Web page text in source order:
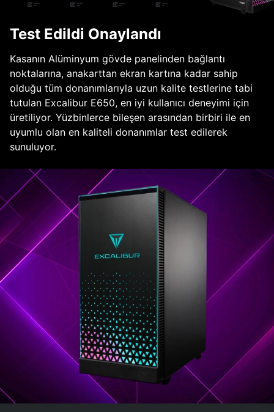
Test Edildi Onaylandı
Kasanın Alüminyum gövde panelinden bağlantı
noktalarına, anakarttan ekran kartına kadar sahip
olduğu tüm donanımlarıyla uzun kalite testlerine tabi
tutulan Excalibur E650, en iyi kullanıcı deneyimi için
üretiliyor. Yüzbinlerce bileşen arasından birbiri ile en
uyumlu olan en kaliteli donanımlar test edilerek
sunuluyor.